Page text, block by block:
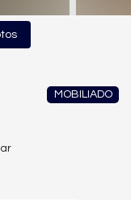
MOBILIADO